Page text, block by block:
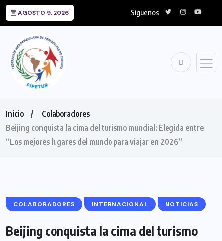
AGOSTO 9, 2026 Síguenos
Inicio
Colaboradores
Beijing conquista la cima del turismo mundial: Elegida entre
“Los mejores lugares del mundo para viajar en 2026”
COLABORADORES INTERNACIONAL NOTICIAS
Beijing conquista la cima del turismo